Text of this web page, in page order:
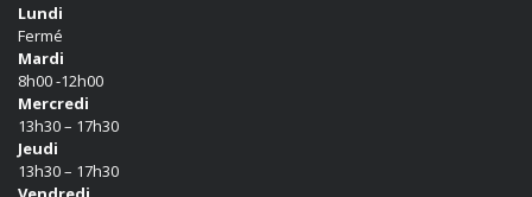
Lundi
Fermé
Mardi
8h00 -12h00
Mercredi
13h30 – 17h30
Jeudi
13h30 – 17h30